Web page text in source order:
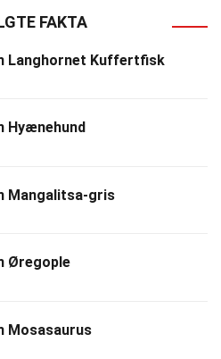
FAKTA
Langhornet Kuffertfisk
Hyænehund
Mangalitsa-gris
Øregople
Mosasaurus